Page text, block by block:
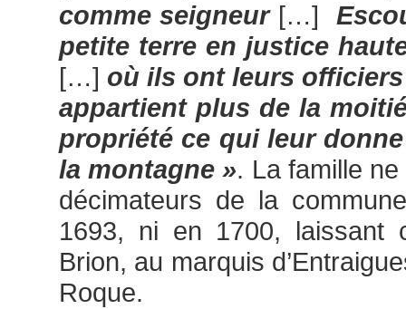
comme seigneur […]
petite terre en justice
[…] où ils ont leurs
appartient plus de la
propriété ce qui leur
la montagne ». La famille
décimateurs de la
1693, ni en 1700, laissant
Brion, au marquis
Roque.